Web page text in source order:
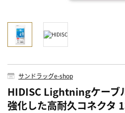
サンドラッグe-shop
HIDISC Lightningケーブ
強化した高耐久コネクタ